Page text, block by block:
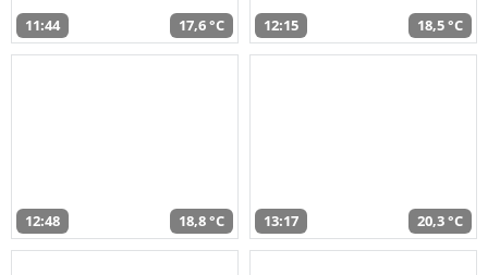
11:44 17,6 °C 12:15 18,5 °C
12:48 18,8 °C 13:17 20,3 °C